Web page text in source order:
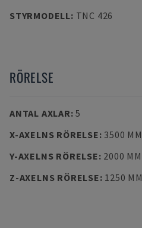
STYRMODELL: TNC 426
RÖRELSE
ANTAL AXLAR:5
X-AXELNS RÖRELSE: 3500 MM
Y-AXELNS RÖRELSE: 2000 MM
Z-AXELNS RÖRELSE: 1250 MM